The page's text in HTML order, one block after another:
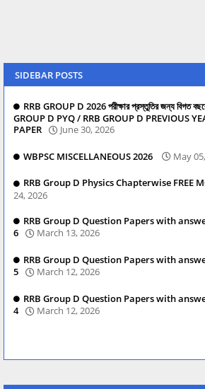
SIDEBAR POSTS
RRB GROUP D 2026 পরীক্ষার প্রস্তুতির জন্য বিগত
GROUP D PYQ / RRB GROUP D PREVIOUS
PAPER
June 30, 2026
WBPSC MISCELLANEOUS 2026 May
RRB Group D Physics Chapterwise FREE
24, 2026
RRB Group D Question Papers with
6
March 13, 2026
RRB Group D Question Papers with
5
March 12, 2026
RRB Group D Question Papers with
4
March 12, 2026